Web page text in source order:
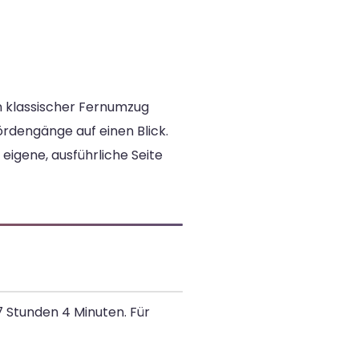
Fernumzug
auf einen Blick.
ausführliche Seite
4 Minuten. Für